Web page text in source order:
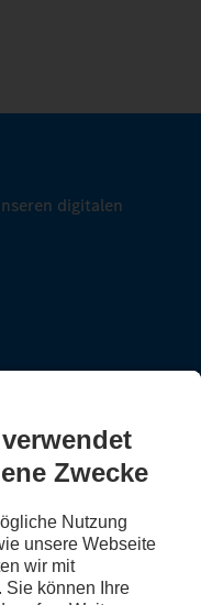
digitalen
Truckerinnen und